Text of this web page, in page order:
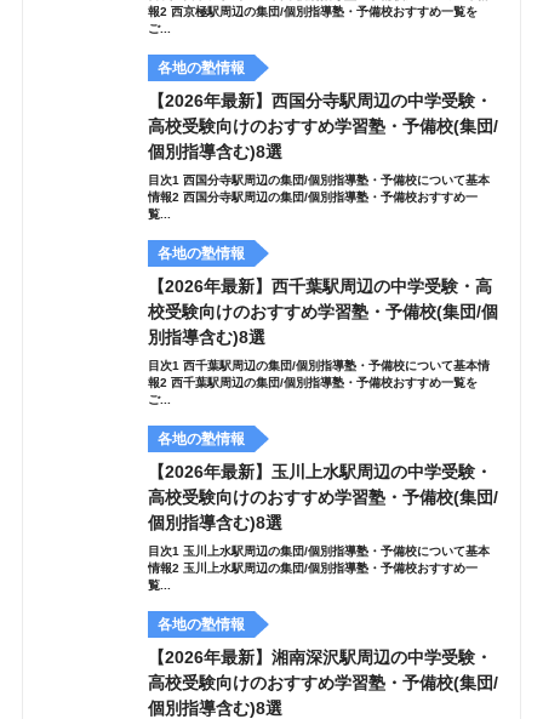
報2 西京極駅周辺の集団/個別指導塾・予備校おすすめ一覧を
ご...
各地の塾情報
【2026年最新】西国分寺駅周辺の中学受験・
高校受験向けのおすすめ学習塾・予備校(集団/
個別指導含む)8選
目次1 西国分寺駅周辺の集団/個別指導塾・予備校について基本
情報2 西国分寺駅周辺の集団/個別指導塾・予備校おすすめ一
覧...
各地の塾情報
【2026年最新】西千葉駅周辺の中学受験・高
校受験向けのおすすめ学習塾・予備校(集団/個
別指導含む)8選
目次1 西千葉駅周辺の集団/個別指導塾・予備校について基本情
報2 西千葉駅周辺の集団/個別指導塾・予備校おすすめ一覧を
ご...
各地の塾情報
【2026年最新】玉川上水駅周辺の中学受験・
高校受験向けのおすすめ学習塾・予備校(集団/
個別指導含む)8選
目次1 玉川上水駅周辺の集団/個別指導塾・予備校について基本
情報2 玉川上水駅周辺の集団/個別指導塾・予備校おすすめ一
覧...
各地の塾情報
【2026年最新】湘南深沢駅周辺の中学受験・
高校受験向けのおすすめ学習塾・予備校(集団/
個別指導含む)8選